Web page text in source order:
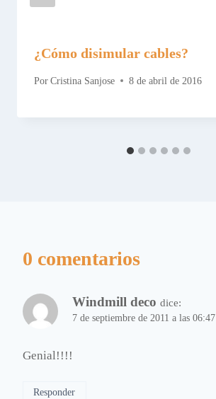
¿Cómo disimular cables?
Por Cristina Sanjose 8 de abril de 2016
0 comentarios
Windmill deco dice:
7 de septiembre de 2011 a las 06:47
Genial!!!!
Responder